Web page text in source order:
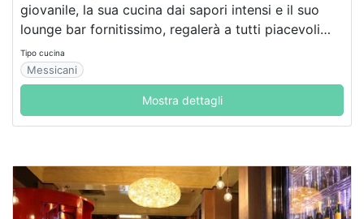
giovanile, la sua cucina dai sapori intensi e il suo
lounge bar fornitissimo, regalerà a tutti piacevoli
momenti di svago!
Tipo cucina
Messicani
Mostra dettagli